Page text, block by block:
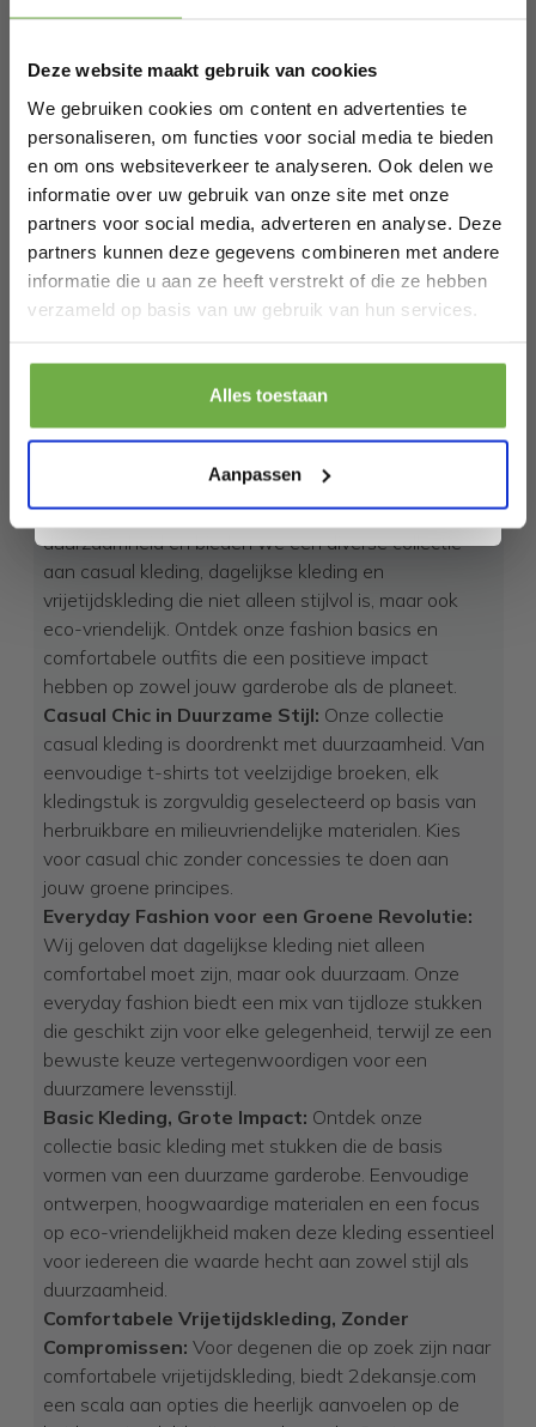
Deze website maakt gebruik van cookies
We gebruiken cookies om content en advertenties te
personaliseren, om functies voor social media te bieden
en om ons websiteverkeer te analyseren. Ook delen we
informatie over uw gebruik van onze site met onze
partners voor social media, adverteren en analyse. Deze
partners kunnen deze gegevens combineren met andere
informatie die u aan ze heeft verstrekt of die ze hebben
verzameld op basis van uw gebruik van hun services.
Alles toestaan
Aanpassen
Duurzame en Comfortabele
Everyday Fashion bij
Groenere Stijl
Bij 2dekansje.com omarmen we de filosofie van
duurzaamheid en bieden we een diverse collectie
aan casual kleding, dagelijkse kleding en
vrijetijdskleding die niet alleen stijlvol is, maar ook
eco-vriendelijk. Ontdek onze fashion basics en
comfortabele outfits die een positieve impact
hebben op zowel jouw garderobe als de planeet.
Casual Chic in Duurzame Stijl: Onze collectie
casual kleding is doordrenkt met duurzaamheid. Van
eenvoudige t-shirts tot veelzijdige broeken, elk
kledingstuk is zorgvuldig geselecteerd op basis van
herbruikbare en milieuvriendelijke materialen. Kies
voor casual chic zonder concessies te doen aan
jouw groene principes.
Everyday Fashion voor een Groene Revolutie:
Wij geloven dat dagelijkse kleding niet alleen
comfortabel moet zijn, maar ook duurzaam. Onze
everyday fashion biedt een mix van tijdloze stukken
die geschikt zijn voor elke gelegenheid, terwijl ze een
bewuste keuze vertegenwoordigen voor een
duurzamere levensstijl.
Basic Kleding, Grote Impact: Ontdek onze
collectie basic kleding met stukken die de basis
vormen van een duurzame garderobe. Eenvoudige
ontwerpen, hoogwaardige materialen en een focus
op eco-vriendelijkheid maken deze kleding essentieel
voor iedereen die waarde hecht aan zowel stijl als
duurzaamheid.
Comfortabele Vrijetijdskleding, Zonder
Compromissen: Voor degenen die op zoek zijn naar
comfortabele vrijetijdskleding, biedt 2dekansje.com
een scala aan opties die heerlijk aanvoelen op de
Schrijf je in en ontvang
Bij 2dekansje.com profiteer je van
kortingen tot wel 70%.
Laat ons weten wanneer je jarig bent
Pak € 5,- korting
. Je kunt je op elk moment weer afmelden.